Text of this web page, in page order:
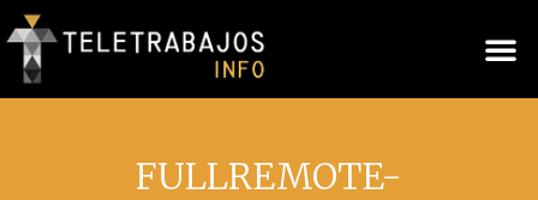
FULLREMOTE-